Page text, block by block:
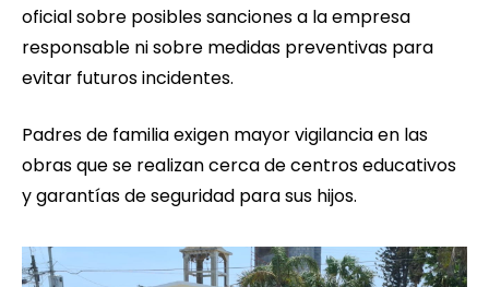
oficial sobre posibles sanciones a la empresa
responsable ni sobre medidas preventivas para
evitar futuros incidentes.
Padres de familia exigen mayor vigilancia en las
obras que se realizan cerca de centros educativos
y garantías de seguridad para sus hijos.